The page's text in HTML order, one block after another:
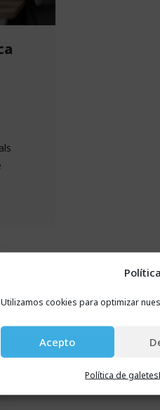
Utilizamos cookies para optimizar
Acepto
Política de galetes